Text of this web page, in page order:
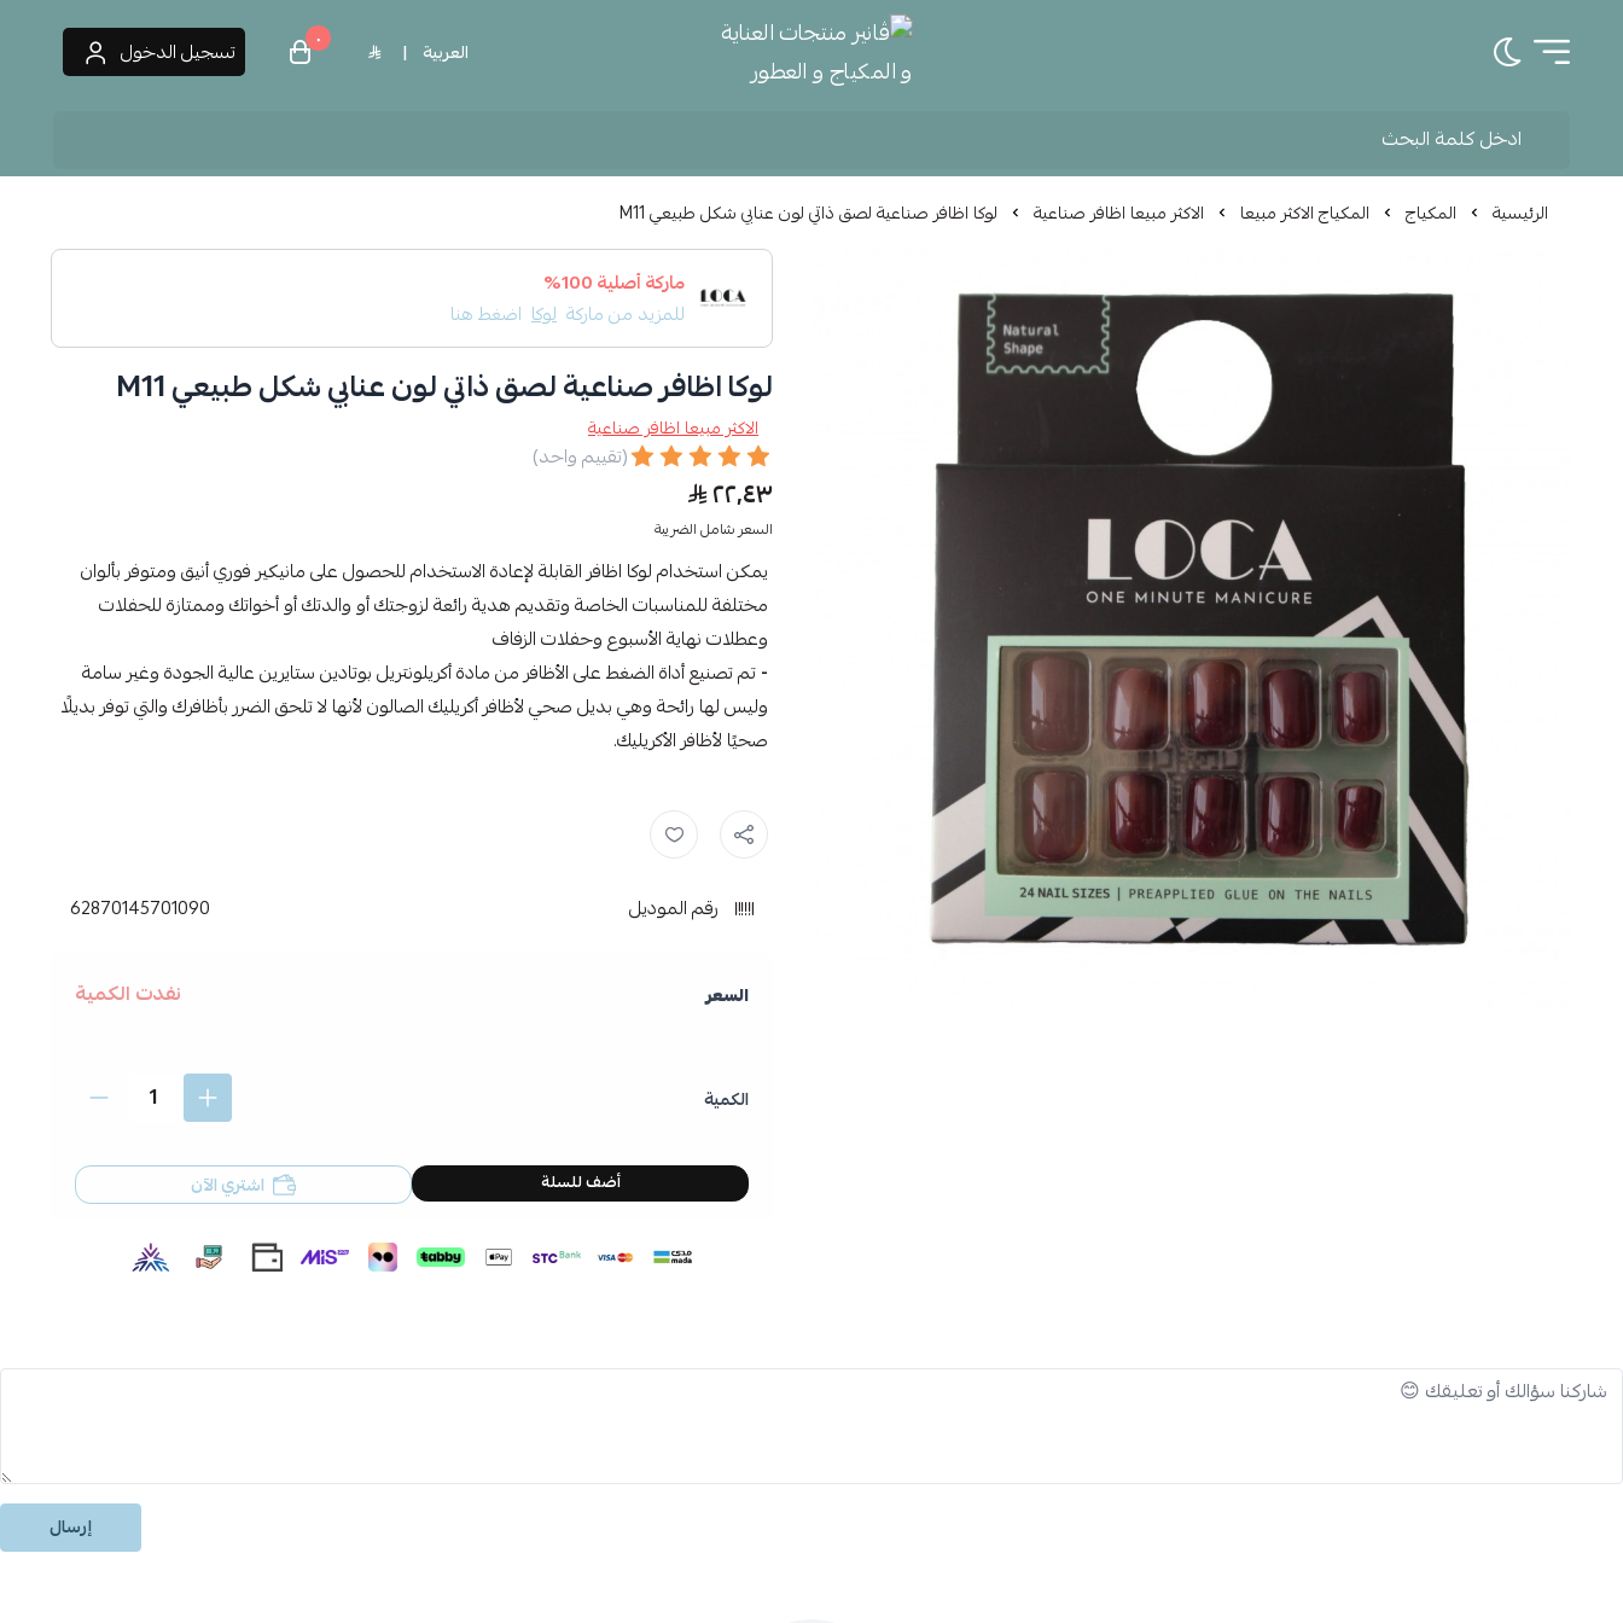
تبديل الوضع الداكن ڤانير منتجات العناية و المكياج و العطورالعربية | ٠ تسجيل الدخول
الرئيسية المكياج المكياج الاكثر مبيعا الاكثر مبيعا اظافر صناعية لوكا اظافر صناعية لصق ذاتي لون عنابي شكل طبيعي M11
ماركة أصلية 100%
للمزيد من ماركة لوكا اضغط هنا
لوكا اظافر صناعية لصق ذاتي لون عنابي شكل طبيعي M11
الاكثر مبيعا اظافر صناعية
(تقييم واحد)
٢٢٫٤٣
السعر شامل الضريبة
يمكن استخدام لوكا اظافر القابلة لإعادة الاستخدام للحصول على مانيكير فوري أنيق ومتوفر بألوان
مختلفة للمناسبات الخاصة وتقديم هدية رائعة لزوجتك أو والدتك أو أخواتك وممتازة للحفلات
وعطلات نهاية الأسبوع وحفلات الزفاف
-تم تصنيع أداة الضغط على الأظافر من مادة أكريلونتريل بوتادين ستايرين عالية الجودة وغير سامة
وليس لها رائحة وهي بديل صحي لأظافر أكريليك الصالون لأنها لا تلحق الضرر بأظافرك والتي توفر بديلًا
صحيًا لأظافر الأكريليك.
لوكا , اظافر صناعية ,
رقم الموديل 62870145701090
السعر نفدت الكمية
الكمية
أضف للسلة اشتري الآن
إرسال